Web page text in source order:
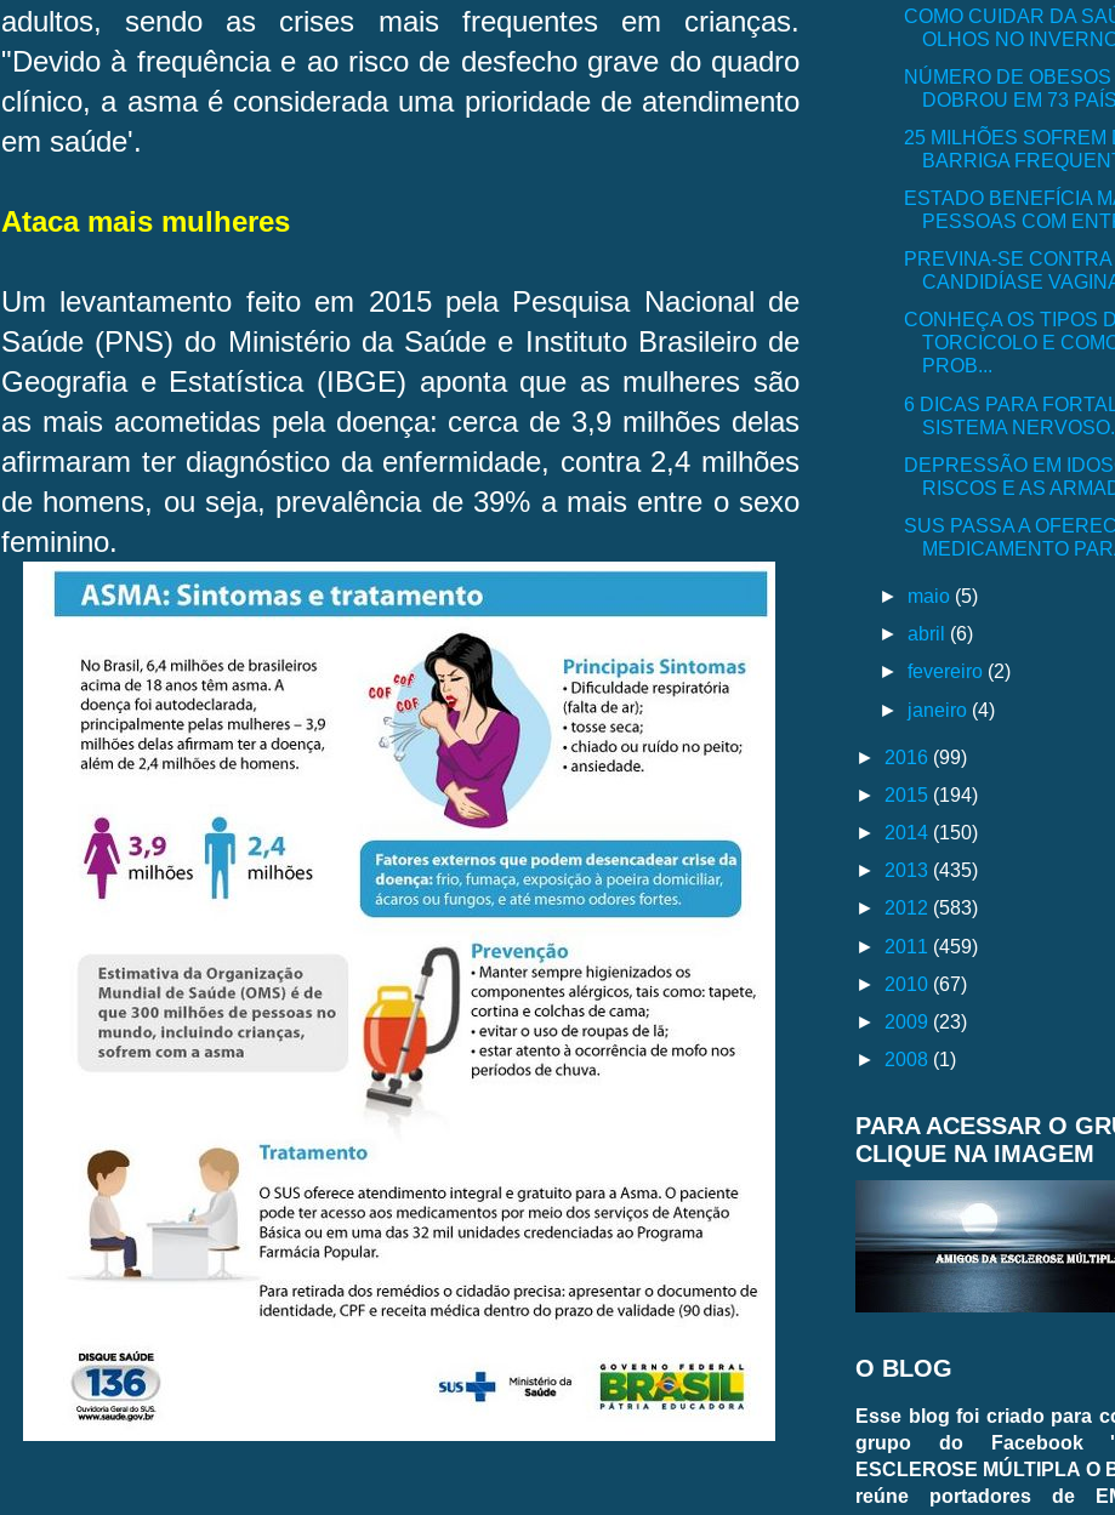
adultos, sendo as crises mais frequentes em crianças.
"Devido à frequência e ao risco de desfecho grave do quadro
clínico, a asma é considerada uma prioridade de atendimento
em saúde'.
Ataca mais mulheres
Um levantamento feito em 2015 pela Pesquisa Nacional de
Saúde (PNS) do Ministério da Saúde e Instituto Brasileiro de
Geografia e Estatística (IBGE) aponta que as mulheres são
as mais acometidas pela doença: cerca de 3,9 milhões delas
afirmaram ter diagnóstico da enfermidade, contra 2,4 milhões
de homens, ou seja, prevalência de 39% a mais entre o sexo
feminino.
COMO CUIDAR DA
OLHOS NO
NÚMERO DE
DOBROU EM 73
25 MILHÕES SOFREM
BARRIGA
ESTADO BENEFÍCIA
PESSOAS COM
PREVINA-SE CONTRA
CANDIDÍASE
CONHEÇA OS TIPOS
TORCICOLO E
PROB...
6 DICAS PARA
SISTEMA
DEPRESSÃO EM
RISCOS E AS
SUS PASSA A
MEDICAMENTO
► maio (5)
►abril (6)
►fevereiro (2)
► janeiro (4)
► 2016 (99)
► 2015 (194)
► 2014 (150)
► 2013 (435)
► 2012 (583)
► 2011 (459)
► 2010 (67)
► 2009 (23)
► 2008 (1)
PARA ACESSAR O
CLIQUE NA IMAGEM
O BLOG
Esse blog foi criado para
grupo do Facebook
ESCLEROSE MÚLTIPLA O
reúne portadores de